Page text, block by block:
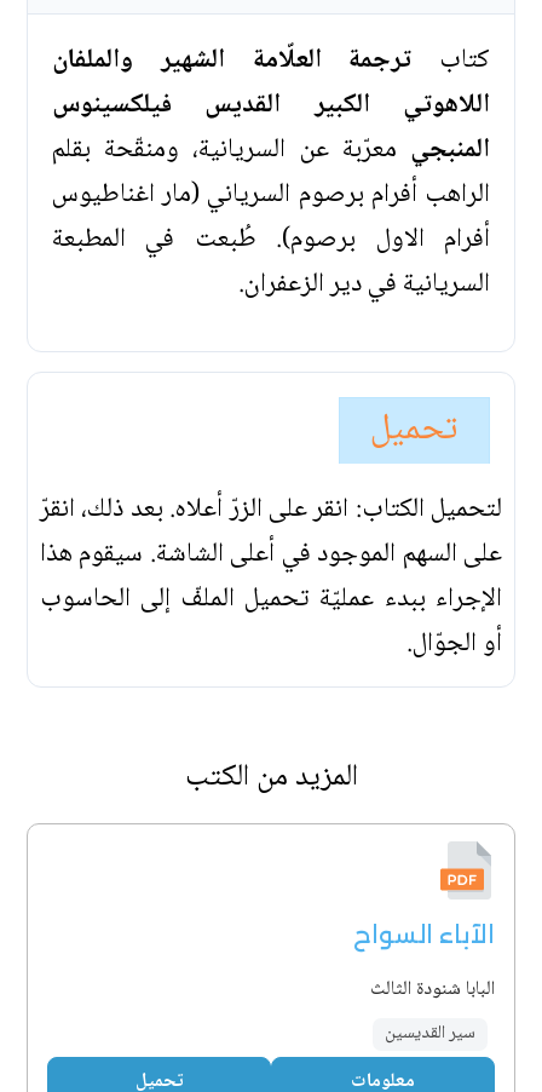
كتاب ترجمة العلّامة الشهير والملفان
اللاهوتي الكبير القديس فيلكسينوس
المنبجي معرّبة عن السريانية، ومنقّحة بقلم
الراهب أفرام برصوم السرياني (مار اغناطيوس
أفرام الاول برصوم). طُبعت في المطبعة
السريانية في دير الزعفران.
تحميل
لتحميل الكتاب: انقر على الزرّ أعلاه. بعد ذلك، انقرّ
على السهم الموجود في أعلى الشاشة. سيقوم هذا
الإجراء ببدء عمليّة تحميل الملفّ إلى الحاسوب
أو الجوّال.
المزيد من الكتب
الآباء السواح
البابا شنودة الثالث
سير القديسين
معلومات تحميل